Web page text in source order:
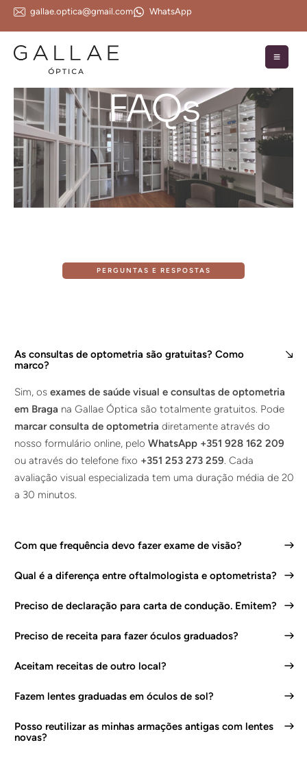
gallae.optica@gmail.com WhatsApp
FAQs
PERGUNTAS E RESPOSTAS
As consultas de optometria são gratuitas? Como
marco?
Sim, os exames de saúde visual e consultas de optometria
em Braga na Gallae Óptica são totalmente gratuitos. Pode
marcar consulta de optometria diretamente através do
nosso formulário online, pelo WhatsApp +351 928 162 209
ou através do telefone fixo +351 253 273 259. Cada
avaliação visual especializada tem uma duração média de 20
a 30 minutos.
Com que frequência devo fazer exame de visão?
Qual é a diferença entre oftalmologista e optometrista?
Preciso de declaração para carta de condução. Emitem?
Preciso de receita para fazer óculos graduados?
Aceitam receitas de outro local?
Fazem lentes graduadas em óculos de sol?
Posso reutilizar as minhas armações antigas com lentes
novas?